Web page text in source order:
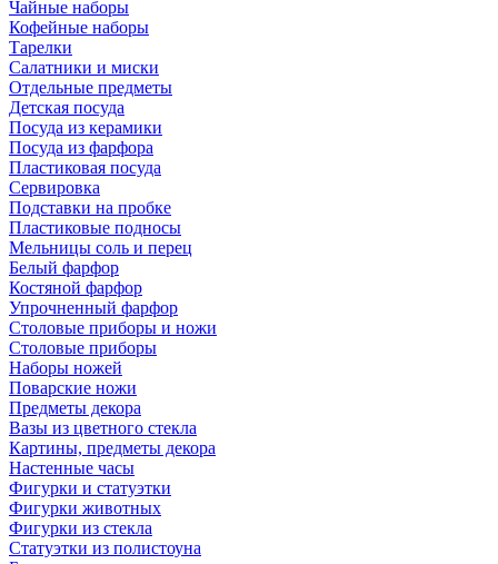
Чайные наборы
Кофейные наборы
Тарелки
Салатники и миски
Отдельные предметы
Детская посуда
Посуда из керамики
Посуда из фарфора
Пластиковая посуда
Сервировка
Подставки на пробке
Пластиковые подносы
Мельницы соль и перец
Белый фарфор
Костяной фарфор
Упрочненный фарфор
Столовые приборы и ножи
Столовые приборы
Наборы ножей
Поварские ножи
Предметы декора
Вазы из цветного стекла
Картины, предметы декора
Настенные часы
Фигурки и статуэтки
Фигурки животных
Фигурки из стекла
Статуэтки из полистоуна